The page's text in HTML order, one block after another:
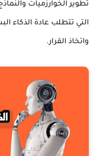
تطوير الخوارزميات
التي تتطلب عادة الذكاء
واتخاذ القرار.